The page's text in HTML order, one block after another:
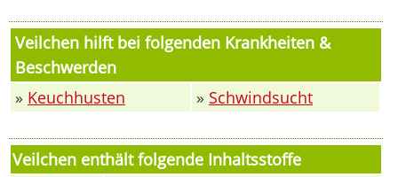
Veilchen hilft bei folgenden Krankheiten &
Beschwerden
» Keuchhusten » Schwindsucht
Veilchen enthält folgende Inhaltsstoffe